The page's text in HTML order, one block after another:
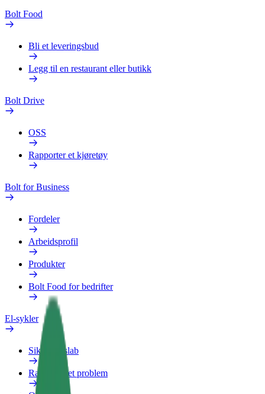
Bolt Food
Bli et leveringsbud
Legg til en restaurant eller butikk
Bolt Drive
OSS
Rapporter et kjøretøy
Bolt for Business
Fordeler
Arbeidsprofil
Produkter
Bolt Food for bedrifter
El-sykler
Sikkerhetslab
Rapporter et problem